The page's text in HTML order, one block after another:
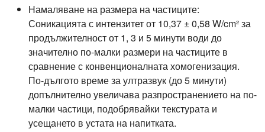
Намаляване на размера на частиците:
Соникацията с интензитет от 10,37 ± 0,58 W/cm² за
продължителност от 1, 3 и 5 минути води до
значително по-малки размери на частиците в
сравнение с конвенционалната хомогенизация.
По-дългото време за ултразвук (до 5 минути)
допълнително увеличава разпространението на по-
малки частици, подобрявайки текстурата и
усещането в устата на напитката.